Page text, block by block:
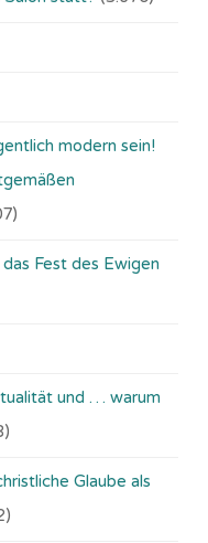
modern sein!
Fest des Ewigen
und … warum
Glaube als